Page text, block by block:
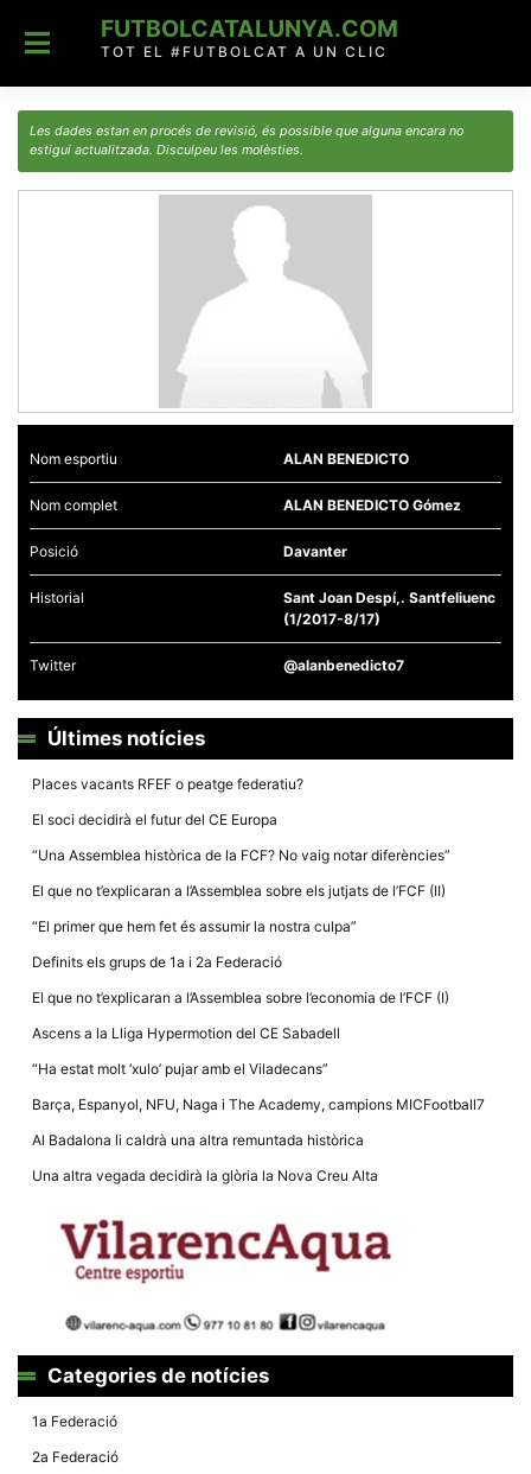
content
FUTBOLCATALUNYA.COM
TOT EL #FUTBOLCAT A UN CLIC
Les dades estan en procés de revisió, és possible que alguna encara no
estigui actualitzada. Disculpeu les molèsties.
Nom esportiu ALAN BENEDICTO
Nom complet ALAN BENEDICTO Gómez
Posició Davanter
Historial
Sant Joan Despí,. Santfeliuenc
(1/2017-8/17)
Twitter @alanbenedicto7
Últimes notícies
Places vacants RFEF o peatge federatiu?
El soci decidirà el futur del CE Europa
“Una Assemblea històrica de la FCF? No vaig notar diferències”
El que no t’explicaran a l’Assemblea sobre els jutjats de l’FCF (II)
“El primer que hem fet és assumir la nostra culpa”
Definits els grups de 1a i 2a Federació
El que no t’explicaran a l’Assemblea sobre l’economia de l’FCF (I)
Ascens a la Lliga Hypermotion del CE Sabadell
“Ha estat molt ‘xulo’ pujar amb el Viladecans”
Barça, Espanyol, NFU, Naga i The Academy, campions MICFootball7
Al Badalona li caldrà una altra remuntada històrica
Una altra vegada decidirà la glòria la Nova Creu Alta
Categories de notícies
1a Federació
2a Federació
Necessàries
són
web.
Estadístiques
de manera
del lloc web
la funcionalitat
estructura.
Experiència
components
tècnics del
nostre lloc web
dispositiu que
lloc funcioni tan
possible. Si